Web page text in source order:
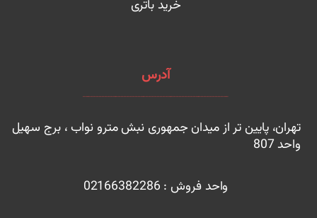
خرید باتری
آدرس
ـــــــــــــــــــــــــــــــــــــــــــــــــــــ
پایین تر از میدان جمهوری نبش مترو نواب ، برج سهیل
807
واحد فروش : 02166382286